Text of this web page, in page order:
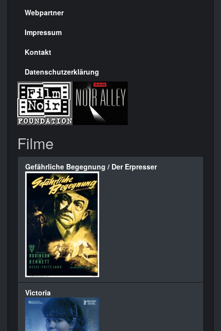
rechte
Seite
Webpartner
Impressum
Kontakt
Datenschutzerklärung
Filme
Gefährliche Begegnung / Der Erpresser
Victoria